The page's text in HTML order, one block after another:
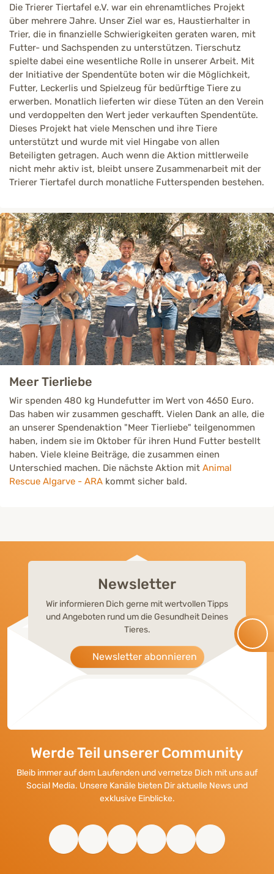
Die Trierer Tiertafel e.V. war ein ehrenamtliches Projekt
über mehrere Jahre. Unser Ziel war es, Haustierhalter in
Trier, die in finanzielle Schwierigkeiten geraten waren, mit
Futter- und Sachspenden zu unterstützen. Tierschutz
spielte dabei eine wesentliche Rolle in unserer Arbeit. Mit
der Initiative der Spendentüte boten wir die Möglichkeit,
Futter, Leckerlis und Spielzeug für bedürftige Tiere zu
erwerben. Monatlich lieferten wir diese Tüten an den Verein
und verdoppelten den Wert jeder verkauften Spendentüte.
Dieses Projekt hat viele Menschen und ihre Tiere
unterstützt und wurde mit viel Hingabe von allen
Beteiligten getragen. Auch wenn die Aktion mittlerweile
nicht mehr aktiv ist, bleibt unsere Zusammenarbeit mit der
Trierer Tiertafel durch monatliche Futterspenden bestehen.
Meer Tierliebe
Wir spenden 480 kg Hundefutter im Wert von 4650 Euro.
Das haben wir zusammen geschafft. Vielen Dank an alle, die
an unserer Spendenaktion "Meer Tierliebe" teilgenommen
haben, indem sie im Oktober für ihren Hund Futter bestellt
haben. Viele kleine Beiträge, die zusammen einen
Unterschied machen. Die nächste Aktion mit Animal
Rescue Algarve - ARA kommt sicher bald.
Newsletter
Wir informieren Dich gerne mit wertvollen Tipps
und Angeboten rund um die Gesundheit Deines
Tieres.
Newsletter abonnieren
Werde Teil unserer Community
Bleib immer auf dem Laufenden und vernetze Dich mit uns auf
Social Media. Unsere Kanäle bieten Dir aktuelle News und
exklusive Einblicke.